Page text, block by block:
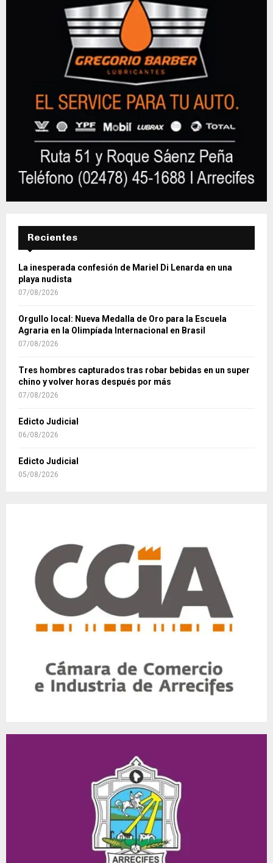
Recientes
La inesperada confesión de Mariel Di Lenarda en una
playa nudista
07/08/2026
Orgullo local: Nueva Medalla de Oro para la Escuela
Agraria en la Olimpíada Internacional en Brasil
07/08/2026
Tres hombres capturados tras robar bebidas en un super
chino y volver horas después por más
07/08/2026
Edicto Judicial
06/08/2026
Edicto Judicial
05/08/2026